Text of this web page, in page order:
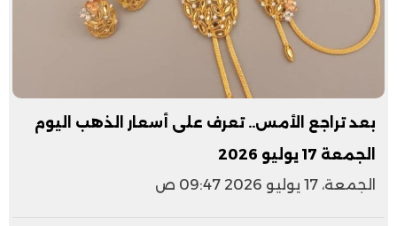
بعد تراجع الأمس.. تعرف على أسعار الذهب اليوم
الجمعة 17 يوليو 2026
الجمعة، 17 يوليو 2026 09:47 ص